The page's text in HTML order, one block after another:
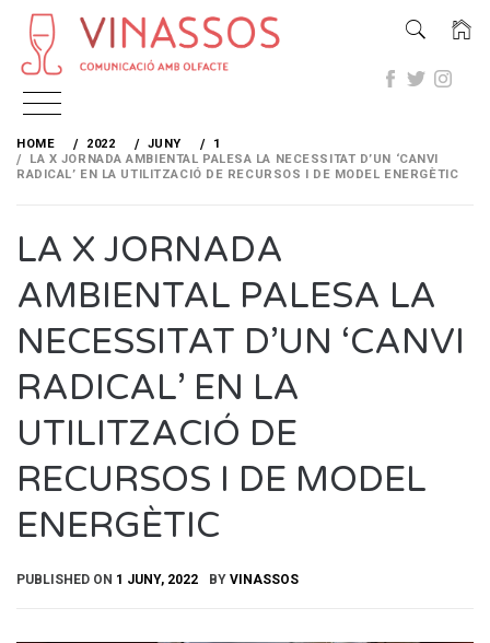
Skip
content
HOME 2022 JUNY
1
LA X JORNADA AMBIENTAL PALESA LA NECESSITAT D’UN ‘CANVI
RADICAL’ EN LA UTILITZACIÓ DE RECURSOS I DE MODEL ENERGÈTIC
LA X JORNADA
AMBIENTAL PALESA LA
NECESSITAT D’UN ‘CANVI
RADICAL’ EN LA
UTILITZACIÓ DE
RECURSOS I DE MODEL
ENERGÈTIC
PUBLISHED ON 1 JUNY, 2022 BY VINASSOS